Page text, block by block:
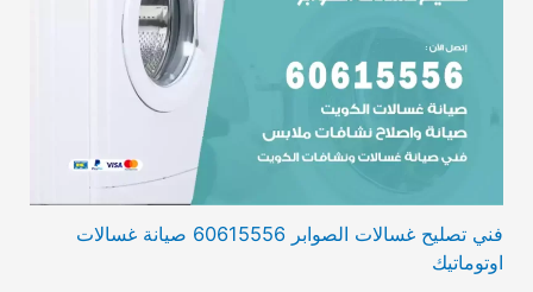
فني تصليح غسالات الصوابر 60615556 صيانة غسالات
اوتوماتيك